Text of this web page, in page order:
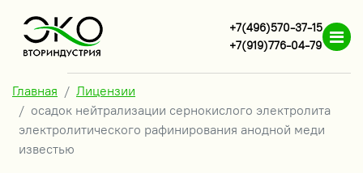
+7(496)570-37-15
+7(919)776-04-79
Главная
Лицензии
осадок нейтрализации сернокислого электролита
электролитического рафинирования анодной меди
известью